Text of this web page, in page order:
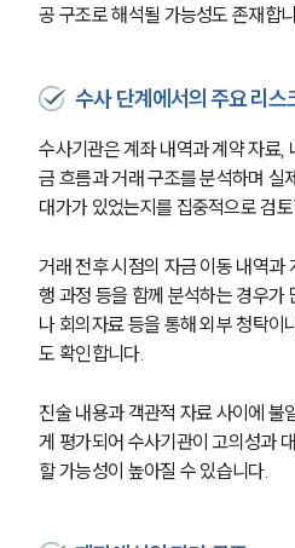
공 구조로 해석될 가능성도 존재합
수사 단계에서의 주요 리스
수사기관은 계좌 내역과 계약 자료,
금 흐름과 거래 구조를 분석하며 실
대가가 있었는지를 집중적으로 검
거래 전후 시점의 자금 이동 내역과
행 과정 등을 함께 분석하는 경우가
나 회의자료 등을 통해 외부 청탁이
도 확인합니다.
진술 내용과 객관적 자료 사이에 불
게 평가되어 수사기관이 고의성과
할 가능성이 높아질 수 있습니다.